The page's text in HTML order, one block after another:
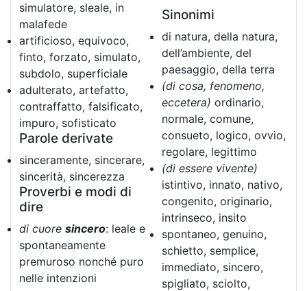
simulatore, sleale, in
malafede
artificioso, equivoco,
finto, forzato, simulato,
subdolo, superficiale
adulterato, artefatto,
contraffatto, falsificato,
impuro, sofisticato
Parole derivate
sinceramente, sincerare,
sincerità, sincerezza
Proverbi e modi di
dire
di cuore sincero: leale e
spontaneamente
premuroso nonché puro
nelle intenzioni
Sinonimi
di natura, della natura,
dell’ambiente, del
paesaggio, della terra
(di cosa, fenomeno,
eccetera) ordinario,
normale, comune,
consueto, logico, ovvio,
regolare, legittimo
(di essere vivente)
istintivo, innato, nativo,
congenito, originario,
intrinseco, insito
spontaneo, genuino,
schietto, semplice,
immediato, sincero,
spigliato, sciolto,